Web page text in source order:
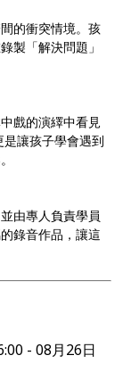
的衝突情境。孩
製「解決問題」
戲的演繹中看見
讓孩子學會遇到
由專人負責學員
錄音作品，讓這
- 08月26日